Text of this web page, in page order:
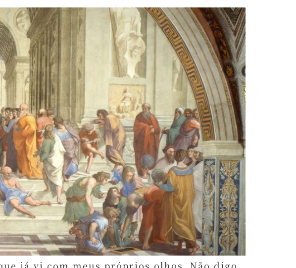
já vi com meus próprios olhos. Não digo